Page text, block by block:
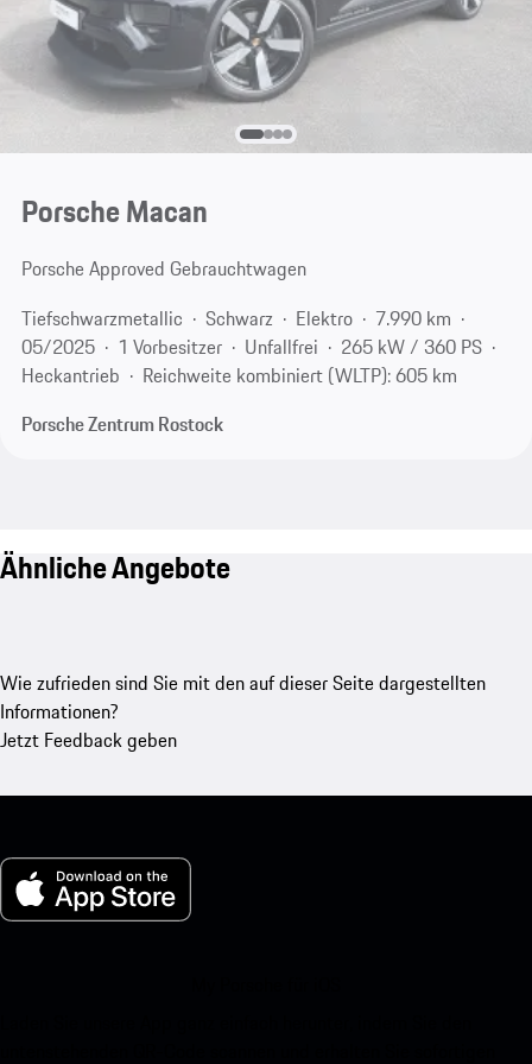
Porsche Macan
Porsche Approved Gebrauchtwagen
Tiefschwarzmetallic
Schwarz Elektro
7.990 km
05/2025
1 Vorbesitzer Unfallfrei
265 kW / 360 PS
Heckantrieb
Reichweite kombiniert (WLTP): 605 km
Porsche Zentrum Rostock
Ähnliche Angebote
Wie zufrieden sind Sie mit den auf dieser Seite dargestellten
Informationen?
Jetzt Feedback geben